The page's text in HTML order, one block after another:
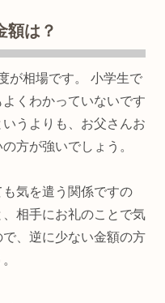
額は？
が相場です。 小学生で
くわかっていないです
うよりも、お父さんお
方が強いでしょう。
気を遣う関係ですの
相手にお礼のことで気
、逆に少ない金額の方